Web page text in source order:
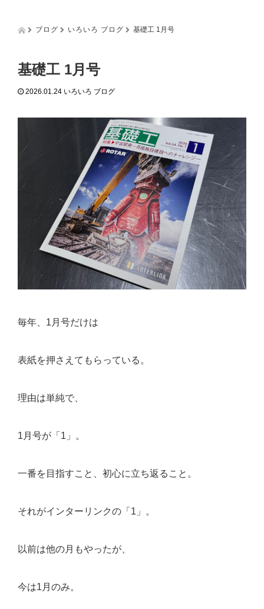
t
ブログ いろいろ ブログ 基礎工 1月号
基礎工 1月号
2026.01.24 いろいろ ブログ
毎年、1月号だけは
表紙を押さえてもらっている。
理由は単純で、
1月号が「1」。
一番を目指すこと、初心に立ち返ること。
それがインターリンクの「1」。
以前は他の月もやったが、
今は1月のみ。